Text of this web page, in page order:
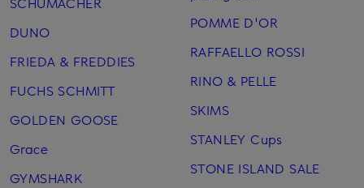
DUNO
FRIEDA & FREDDIES
FUCHS SCHMITT
GOLDEN GOOSE
Grace
GYMSHARK
POMME D'OR
RAFFAELLO ROSSI
RINO & PELLE
SKIMS
STANLEY Cups
STONE ISLAND SALE